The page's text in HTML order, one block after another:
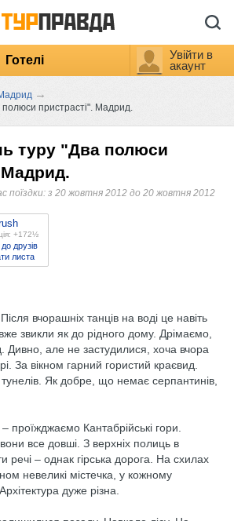
Готелі
Увійти в
акаунт
→
пристрасті". Мадрид.
туру "Два полюси
Мадрид.
поїздки: з 20 жовтня 2012 до 20 жовтня 2012
+172½
друзів
листа
вчорашніх танців на воді це навіть
звикли як до рідного дому. Дрімаємо,
Дивно, але не застудилися, хоча вчора
За вікном гарний гористий краєвид.
Як добре, що немає серпантинів,
проїжджаємо Кантабрійські гори.
все довші. З верхніх полиць в
речі – однак гірська дорога. На схилах
невеликі містечка, у кожному
дуже різна.